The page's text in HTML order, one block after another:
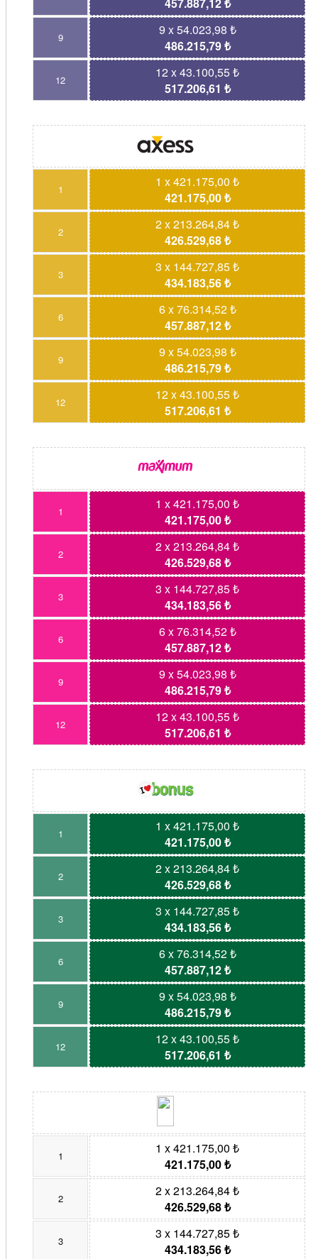
457.887,12 ₺
9
9 x 54.023,98 ₺
486.215,79 ₺
12
12 x 43.100,55 ₺
517.206,61 ₺
1
1 x 421.175,00 ₺
421.175,00 ₺
2
2 x 213.264,84 ₺
426.529,68 ₺
3
3 x 144.727,85 ₺
434.183,56 ₺
6
6 x 76.314,52 ₺
457.887,12 ₺
9
9 x 54.023,98 ₺
486.215,79 ₺
12
12 x 43.100,55 ₺
517.206,61 ₺
1
1 x 421.175,00 ₺
421.175,00 ₺
2
2 x 213.264,84 ₺
426.529,68 ₺
3
3 x 144.727,85 ₺
434.183,56 ₺
6
6 x 76.314,52 ₺
457.887,12 ₺
9
9 x 54.023,98 ₺
486.215,79 ₺
12
12 x 43.100,55 ₺
517.206,61 ₺
1
1 x 421.175,00 ₺
421.175,00 ₺
2
2 x 213.264,84 ₺
426.529,68 ₺
3
3 x 144.727,85 ₺
434.183,56 ₺
6
6 x 76.314,52 ₺
457.887,12 ₺
9
9 x 54.023,98 ₺
486.215,79 ₺
12
12 x 43.100,55 ₺
517.206,61 ₺
1
1 x 421.175,00 ₺
421.175,00 ₺
2
2 x 213.264,84 ₺
426.529,68 ₺
3
3 x 144.727,85 ₺
434.183,56 ₺